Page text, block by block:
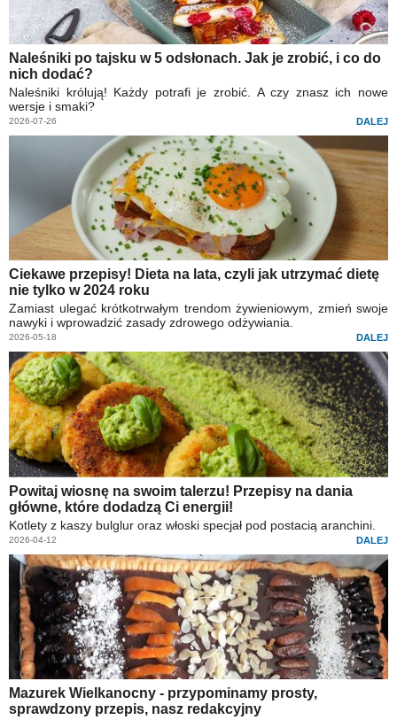
Naleśniki po tajsku w 5 odsłonach. Jak je zrobić, i co do
nich dodać?
Naleśniki królują! Każdy potrafi je zrobić. A czy znasz ich nowe
wersje i smaki?
2026-07-26 DALEJ
Ciekawe przepisy! Dieta na lata, czyli jak utrzymać dietę
nie tylko w 2024 roku
Zamiast ulegać krótkotrwałym trendom żywieniowym, zmień swoje
nawyki i wprowadzić zasady zdrowego odżywiania.
2026-05-18 DALEJ
Powitaj wiosnę na swoim talerzu! Przepisy na dania
główne, które dodadzą Ci energii!
Kotlety z kaszy bulglur oraz włoski specjał pod postacią aranchini.
2026-04-12 DALEJ
Mazurek Wielkanocny - przypominamy prosty,
sprawdzony przepis, nasz redakcyjny